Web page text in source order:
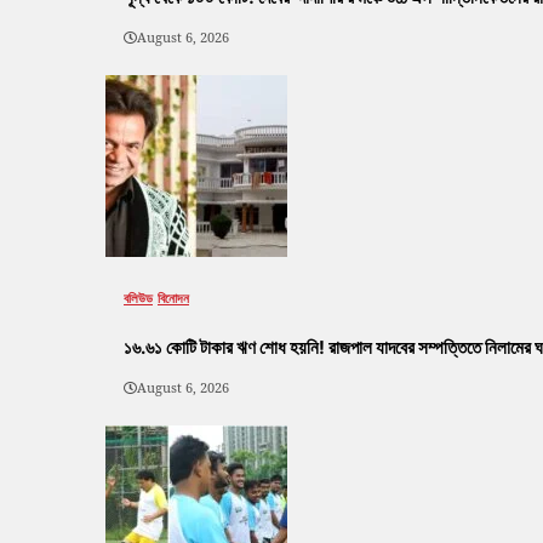
August 6, 2026
বলিউড বিনোদন
১৬.৬১ কোটি টাকার ঋণ শোধ হয়নি! রাজপাল যাদবের সম্পত্তিতে নিলামের
August 6, 2026